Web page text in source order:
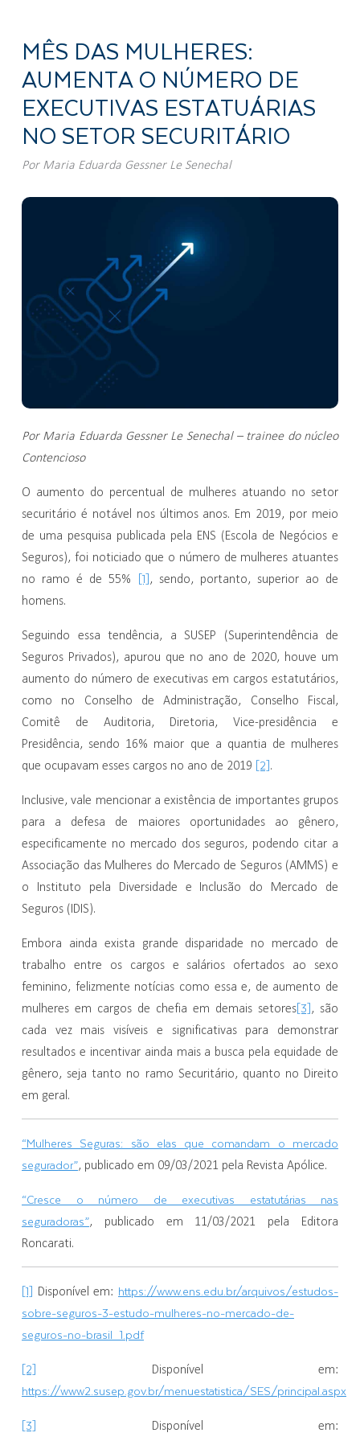
MÊS DAS MULHERES:
AUMENTA O NÚMERO DE
EXECUTIVAS ESTATUÁRIAS
NO SETOR SECURITÁRIO
Por Maria Eduarda Gessner Le Senechal
Por Maria Eduarda Gessner Le Senechal – trainee do núcleo
Contencioso
O aumento do percentual de mulheres atuando no setor
securitário é notável nos últimos anos. Em 2019, por meio
de uma pesquisa publicada pela ENS (Escola de Negócios e
Seguros), foi noticiado que o número de mulheres atuantes
no ramo é de 55% [1], sendo, portanto, superior ao de
homens.
Seguindo essa tendência, a SUSEP (Superintendência de
Seguros Privados), apurou que no ano de 2020, houve um
aumento do número de executivas em cargos estatutários,
como no Conselho de Administração, Conselho Fiscal,
Comitê de Auditoria, Diretoria, Vice-presidência e
Presidência, sendo 16% maior que a quantia de mulheres
que ocupavam esses cargos no ano de 2019 [2].
Inclusive, vale mencionar a existência de importantes grupos
para a defesa de maiores oportunidades ao gênero,
especificamente no mercado dos seguros, podendo citar a
Associação das Mulheres do Mercado de Seguros (AMMS) e
o Instituto pela Diversidade e Inclusão do Mercado de
Seguros (IDIS).
Embora ainda exista grande disparidade no mercado de
trabalho entre os cargos e salários ofertados ao sexo
feminino, felizmente notícias como essa e, de aumento de
mulheres em cargos de chefia em demais setores[3], são
cada vez mais visíveis e significativas para demonstrar
resultados e incentivar ainda mais a busca pela equidade de
gênero, seja tanto no ramo Securitário, quanto no Direito
em geral.
“Mulheres Seguras: são elas que comandam o mercado
segurador”, publicado em 09/03/2021 pela Revista Apólice.
“Cresce o número de executivas estatutárias nas
seguradoras”, publicado em 11/03/2021 pela Editora
Roncarati.
[1] Disponível em: https://www.ens.edu.br/arquivos/estudos-
sobre-seguros-3-estudo-mulheres-no-mercado-de-
seguros-no-brasil_1.pdf
[2] Disponível em:
https://www2.susep.gov.br/menuestatistica/SES/principal.aspx
[3] Disponível em: